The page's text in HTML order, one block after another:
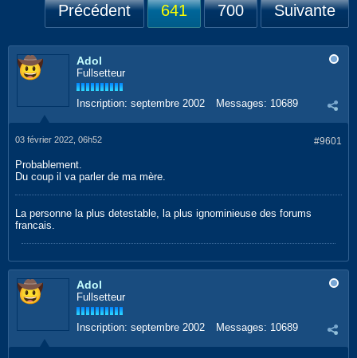
Précédent 641 700 Suivante
Adol
Fullsetteur
Inscription: septembre 2002 Messages: 10689
#9601
03 février 2022, 06h52
Probablement.
Du coup il va parler de ma mère.
La personne la plus detestable, la plus ignominieuse des forums
francais.
Adol
Fullsetteur
Inscription: septembre 2002 Messages: 10689